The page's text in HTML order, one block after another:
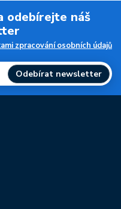
odebírejte náš
zpracování osobních údajů
Odebírat newsletter